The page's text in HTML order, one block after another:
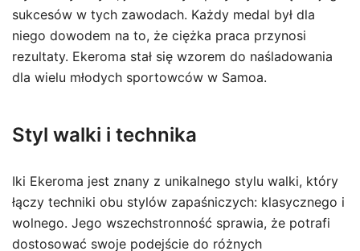
sukcesów w tych zawodach. Każdy medal był dla
niego dowodem na to, że ciężka praca przynosi
rezultaty. Ekeroma stał się wzorem do naśladowania
dla wielu młodych sportowców w Samoa.
Styl walki i technika
Iki Ekeroma jest znany z unikalnego stylu walki, który
łączy techniki obu stylów zapaśniczych: klasycznego i
wolnego. Jego wszechstronność sprawia, że potrafi
dostosować swoje podejście do różnych